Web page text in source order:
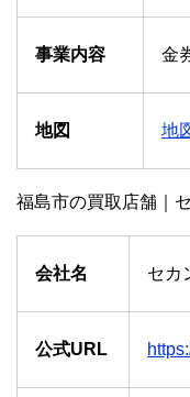
事業内容 金
地図 地
福島市の買取店舗｜
会社名 セカ
公式URL